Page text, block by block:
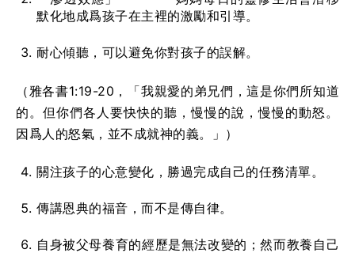
默化地成爲孩子在主裡的激勵和引導。
耐心傾聽，可以避免你對孩子的誤解。
（雅各書1:19-20，「我親愛的弟兄們，這是你們所知道
的。但你們各人要快快的聽，慢慢的說，慢慢的動怒。
因爲人的怒氣，並不成就神的義。」）
關注孩子的心意變化，勝過完成自己的任務清單。
傳講恩典的福音，而不是傳自律。
自身被父母養育的經歷是無法改變的；然而教養自己